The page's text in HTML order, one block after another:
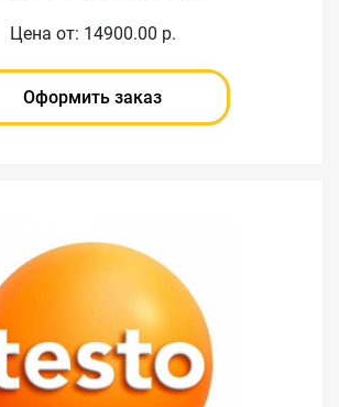
Цена от: 14900.00 р.
Оформить заказ